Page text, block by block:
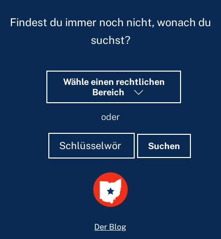
Findest du immer noch nicht, wonach du
suchst?
Wähle einen rechtlichen
Bereich
oder
Suchen
Suchen Suchen
Der Blog